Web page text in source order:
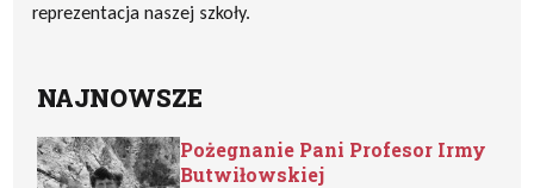
reprezentacja naszej szkoły.
NAJNOWSZE
Pożegnanie Pani Profesor Irmy
Butwiłowskiej